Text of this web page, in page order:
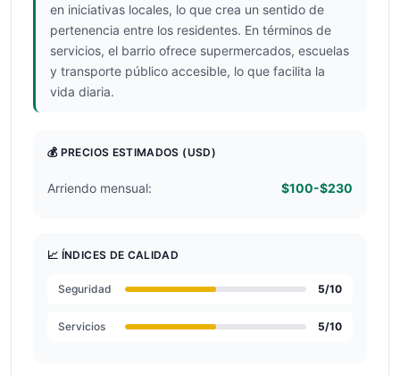
en iniciativas locales, lo que crea un sentido de
pertenencia entre los residentes. En términos de
servicios, el barrio ofrece supermercados, escuelas
y transporte público accesible, lo que facilita la
vida diaria.
💰 PRECIOS ESTIMADOS (USD)
Arriendo mensual: $100-$230
📈 ÍNDICES DE CALIDAD
Seguridad 5/10
Servicios 5/10